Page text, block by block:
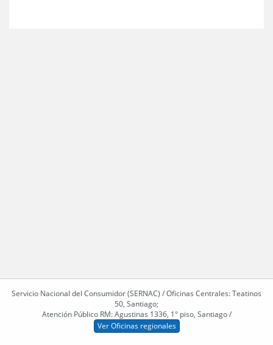
Servicio Nacional del Consumidor (SERNAC) / Oficinas Centrales: Teatinos
50, Santiago;
Atención Público RM: Agustinas 1336, 1° piso, Santiago /
Ver Oficinas regionales